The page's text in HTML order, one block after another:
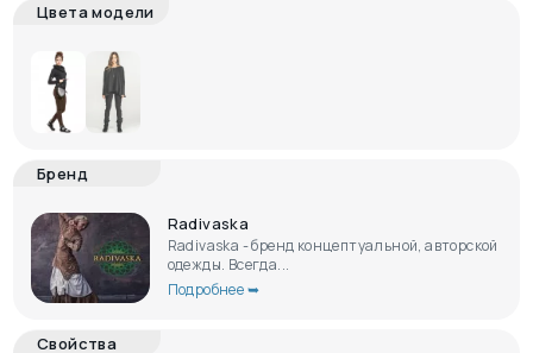
Цвета модели
Бренд
Radivaska
Radivaska - бренд концептуальной, авторской
одежды. Всегда...
Подробнее ➥
Свойства